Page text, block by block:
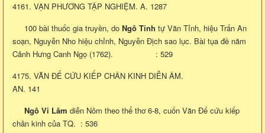
4161. VẠN PHƯƠNG TẬP NGHIỆM. A. 1287
100 bài thuốc gia truyền, do Ngô Tỉnh tự Văn Tỉnh, hiệu Trấn An
soạn, Nguyễn Nho hiệu chỉnh, Nguyễn Địch sao lục. Bài tụa đề năm
Cảnh Hưng Canh Ngọ (1762). : 529
4175. VĂN ĐẾ CỨU KIẾP CHÂN KINH DIỄN ÂM.
AN. 141
Ngô Vi Lâm diễn Nôm theo thể thơ 6-8, cuốn Văn Đế cứu kiếp
chân kinh của TQ. : 536